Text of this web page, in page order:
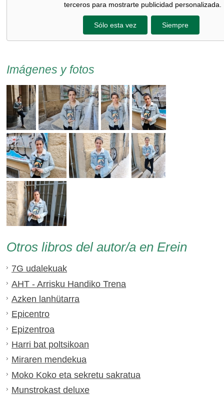
terceros para mostrarte publicidad personalizada.
Sólo esta vez Siempre
Imágenes y fotos
Otros libros del autor/a en Erein
7G udalekuak
AHT - Arrisku Handiko Trena
Azken lanhütarra
Epicentro
Epizentroa
Harri bat poltsikoan
Miraren mendekua
Moko Koko eta sekretu sakratua
Munstrokast deluxe